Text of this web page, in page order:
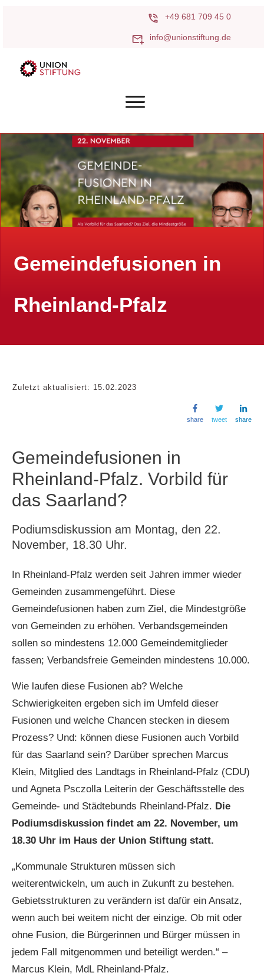
+49 681 709 45 0
info@unionstiftung.de
Gemeindefusionen in
Rheinland-Pfalz
Zuletzt aktualisiert: 15.02.2023
share tweet share
Gemeindefusionen in
Rheinland-Pfalz. Vorbild für
das Saarland?
Podiumsdiskussion am Montag, den 22.
November, 18.30 Uhr.
In Rheinland-Pfalz werden seit Jahren immer wieder
Gemeinden zusammengeführt. Diese
Gemeindefusionen haben zum Ziel, die Mindestgröße
von Gemeinden zu erhöhen. Verbandsgemeinden
sollen so mindestens 12.000 Gemeindemitglieder
fassen; Verbandsfreie Gemeinden mindestens 10.000.
Wie laufen diese Fusionen ab? Welche
Schwierigkeiten ergeben sich im Umfeld dieser
Fusionen und welche Chancen stecken in diesem
Prozess? Und: können diese Fusionen auch Vorbild
für das Saarland sein? Darüber sprechen Marcus
Klein, Mitglied des Landtags in Rheinland-Pfalz (CDU)
und Agneta Psczolla Leiterin der Geschäftsstelle des
Gemeinde- und Städtebunds Rheinland-Pfalz. Die
Podiumsdiskussion findet am 22. November, um
18.30 Uhr im Haus der Union Stiftung statt.
„Kommunale Strukturen müssen sich
weiterentwickeln, um auch in Zukunft zu bestehen.
Gebietsstrukturen zu verändern ist dafür ein Ansatz,
wenn auch bei weitem nicht der einzige. Ob mit oder
ohne Fusion, die Bürgerinnen und Bürger müssen in
jedem Fall mitgenommen und beteiligt werden.“ –
Marcus Klein, MdL Rheinland-Pfalz.